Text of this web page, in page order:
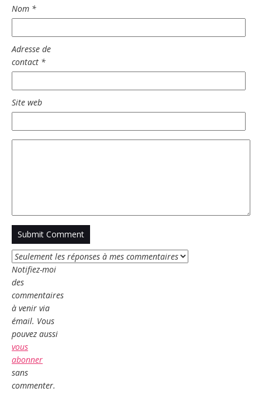
Nom *
Adresse de
contact *
Site web
Notifiez-moi
des
commentaires
à venir via
émail. Vous
pouvez aussi
vous
abonner
sans
commenter.